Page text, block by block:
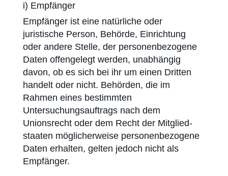
i) Empfänger
Empfänger ist eine natürliche oder
juristische Person, Behörde, Einrichtung
oder andere Stelle, der personenbezogene
Daten offengelegt werden, unabhängig
davon, ob es sich bei ihr um einen Dritten
handelt oder nicht. Behörden, die im
Rahmen eines bestimmten
Untersuchungsauftrags nach dem
Unionsrecht oder dem Recht der Mitglied­
staaten möglicherweise personen­bezogene
Daten erhalten, gelten jedoch nicht als
Empfänger.